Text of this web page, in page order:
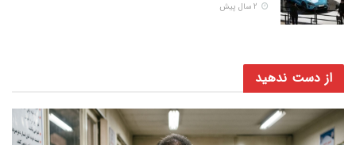
از دست ندهید